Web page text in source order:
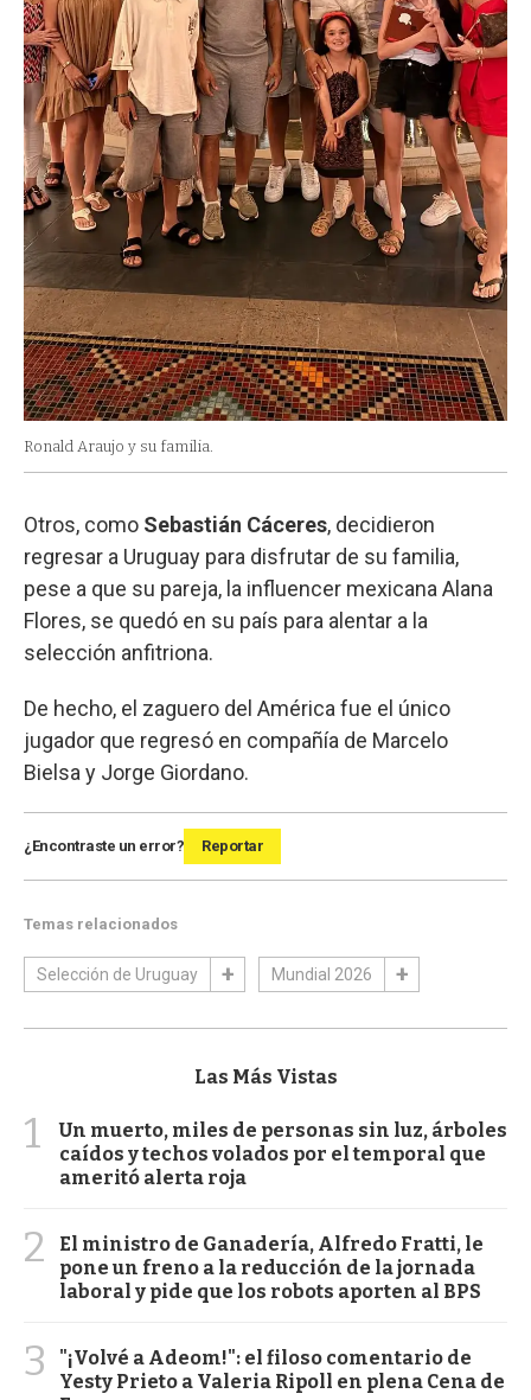
Ronald Araujo y su familia.
Otros, como Sebastián Cáceres, decidieron
regresar a Uruguay para disfrutar de su familia,
pese a que su pareja, la influencer mexicana Alana
Flores, se quedó en su país para alentar a la
selección anfitriona.
De hecho, el zaguero del América fue el único
jugador que regresó en compañía de Marcelo
Bielsa y Jorge Giordano.
¿Encontraste un error? Reportar
Temas relacionados
Selección de Uruguay Mundial 2026
Las Más Vistas
1
Un muerto, miles de personas sin luz, árboles
caídos y techos volados por el temporal que
ameritó alerta roja
2
El ministro de Ganadería, Alfredo Fratti, le
pone un freno a la reducción de la jornada
laboral y pide que los robots aporten al BPS
3
"¡Volvé a Adeom!": el filoso comentario de
Yesty Prieto a Valeria Ripoll en plena Cena de